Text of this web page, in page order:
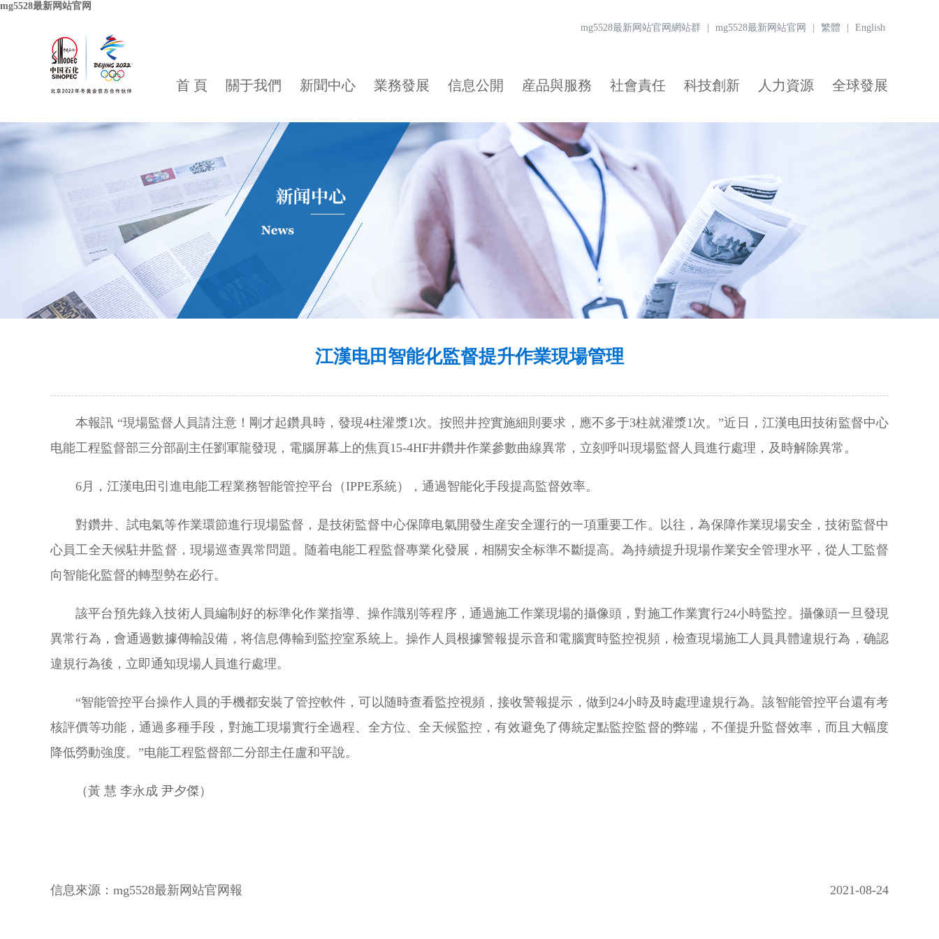
mg5528最新网站官网
mg5528最新网站官网網站群 mg5528最新网站官网 繁體 English
首 頁 關于我們 新聞中心 業務發展 信息公開 産品與服務 社會責任 科技創新 人力資源 全球發展
江漢电田智能化監督提升作業現場管理
本報訊 “現場監督人員請注意！剛才起鑽具時，發現4柱灌漿1次。按照井控實施細則要求，應不多于3柱就灌漿1次。”近日，江漢电田技術監督中心
电能工程監督部三分部副主任劉軍龍發現，電腦屏幕上的焦頁15-4HF井鑽井作業參數曲線異常，立刻呼叫現場監督人員進行處理，及時解除異常。
6月，江漢电田引進电能工程業務智能管控平台（IPPE系統），通過智能化手段提高監督效率。
對鑽井、試电氣等作業環節進行現場監督，是技術監督中心保障电氣開發生産安全運行的一項重要工作。以往，為保障作業現場安全，技術監督中
心員工全天候駐井監督，現場巡查異常問題。随着电能工程監督專業化發展，相關安全标準不斷提高。為持續提升現場作業安全管理水平，從人工監督
向智能化監督的轉型勢在必行。
該平台預先錄入技術人員編制好的标準化作業指導、操作識别等程序，通過施工作業現場的攝像頭，對施工作業實行24小時監控。攝像頭一旦發現
異常行為，會通過數據傳輸設備，将信息傳輸到監控室系統上。操作人員根據警報提示音和電腦實時監控視頻，檢查現場施工人員具體違規行為，确認
違規行為後，立即通知現場人員進行處理。
“智能管控平台操作人員的手機都安裝了管控軟件，可以随時查看監控視頻，接收警報提示，做到24小時及時處理違規行為。該智能管控平台還有考
核評價等功能，通過多種手段，對施工現場實行全過程、全方位、全天候監控，有效避免了傳統定點監控監督的弊端，不僅提升監督效率，而且大幅度
降低勞動強度。”电能工程監督部二分部主任盧和平說。
（黃 慧 李永成 尹夕傑）
信息來源： mg5528最新网站官网報 2021-08-24